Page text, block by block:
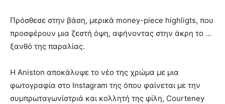
Πρόσθεσε στην βάση, μερικά money-piece highligts, που
προσφέρουν μια ζεστή όψη, αφήνοντας στην άκρη το …
ξανθό της παραλίας.
Η Aniston αποκάλυψε το νέο της χρώμα με μια
φωτογραφία στο Instagram της όπου φαίνεται με την
συμπρωταγωνίστριά και κολλητή της φίλη, Courteney